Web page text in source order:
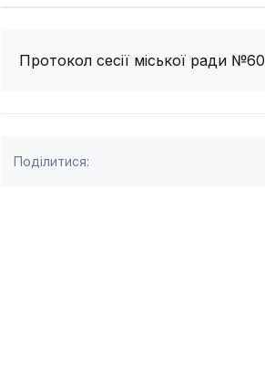
Протокол сесії міської ради №60
Поділитися: